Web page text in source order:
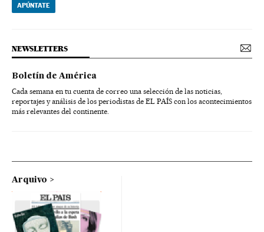
APÚNTATE
NEWSLETTERS
Boletín de América
Cada semana en tu cuenta de correo una selección de las noticias,
reportajes y análisis de los periodistas de EL PAÍS con los acontecimientos
más relevantes del continente.
Arquivo